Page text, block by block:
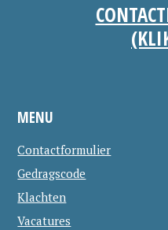
MENU
Contactformulier
Gedragscode
Klachten
Vacatures